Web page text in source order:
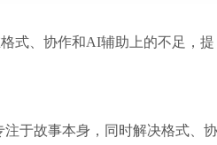
式、协作和AI辅助上的不足，提
于故事本身，同时解决格式、协